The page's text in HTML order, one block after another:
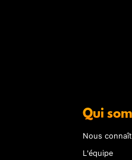
Qui
Nous
L'équipe